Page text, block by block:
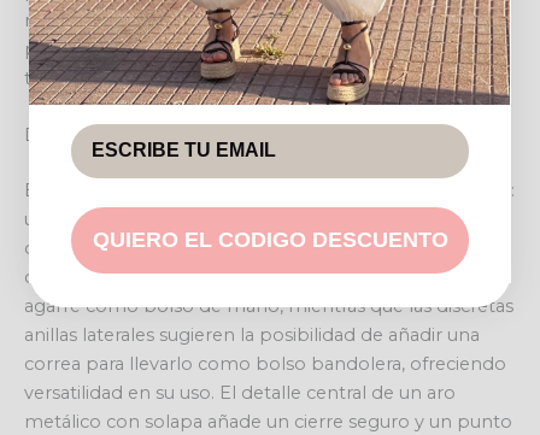
mano presenta un diseño tipo cubo que se adapta
perfectamente a diversas ocasiones, desde un día de
trabajo hasta una salida casual.
Diseño distintivo y detalles sofisticados
Este bolso destaca por su construcción en dos texturas:
una superficie lisa y otra con un delicado entramado,
que le confieren un aspecto refinado y
contemporáneo. Su asa superior permite un cómodo
agarre como bolso de mano, mientras que las discretas
anillas laterales sugieren la posibilidad de añadir una
correa para llevarlo como bolso bandolera, ofreciendo
versatilidad en su uso. El detalle central de un aro
metálico con solapa añade un cierre seguro y un punto
QUIERO EL CODIGO DESCUENTO